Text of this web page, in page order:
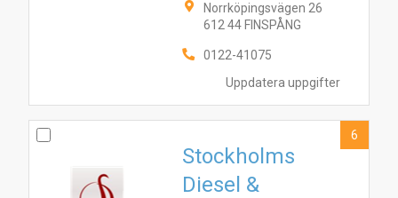
Uppdatera uppgifter
Norrköpingsvägen 26
612 44 FINSPÅNG
0122-41075
Stockholms
Diesel &
6